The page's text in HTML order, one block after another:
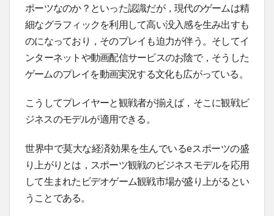
ポーツなのか？といった認識だが，現代のゲームは精
細なグラフィックを利用して高い没入感を生み出すも
のになっており，そのプレイも迫力が伴う。そしてイ
ンターネットや動画配信サービスのお陰で，そうした
ゲームのプレイを動画実況する文化も広がっている。
こうしてプレイヤーと観戦者が揃えば，そこに観戦ビ
ジネスのモデルが適用できる。
世界中で莫大な経済効果を生んでいるeスポーツの盛
り上がりとは，スポーツ観戦のビジネスモデルを応用
して生まれたビデオゲーム観戦市場が盛り上がるとい
うことである。